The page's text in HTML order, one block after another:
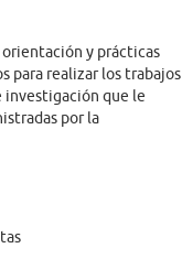
y prácticas
para realizar los trabajos
investigación que le
por la